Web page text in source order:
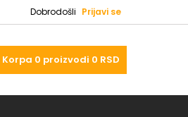
Dobrodošli Prijavi se
Korpa 0 proizvodi 0 RSD